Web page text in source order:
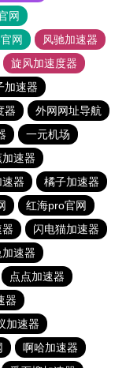
网
网
风驰加速器
旋风加速度器
加速器
器
外网网址导航
一元机场
速器
器
橘子加速器
红海pro官网
闪电猫加速器
加速器
点点加速器
器
加速器
啊哈加速器